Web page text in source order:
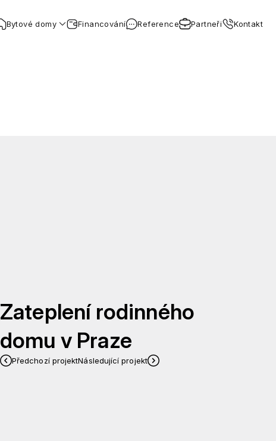
Bytové domy Financování Reference Partneři Kontakt
Zateplení rodinného
domu v Praze
Předchozí projektNásledující projekt